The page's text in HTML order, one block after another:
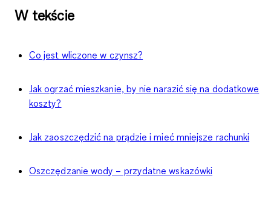
W tekście
Co jest wliczone w czynsz?
Jak ogrzać mieszkanie, by nie narazić się na dodatkowe
koszty?
Jak zaoszczędzić na prądzie i mieć mniejsze rachunki
Oszczędzanie wody – przydatne wskazówki